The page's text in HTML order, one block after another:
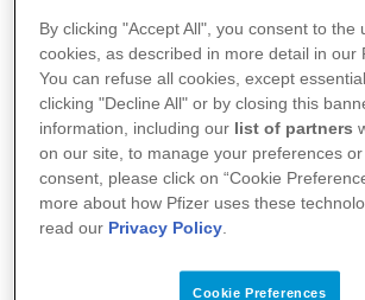
By clicking "Accept All", you consent to the
cookies, as described in more detail in our
You can refuse all cookies, except
clicking "Decline All" or by closing this
information, including our list of partners
on our site, to manage your preferences
consent, please click on “Cookie
more about how Pfizer uses these
read our Privacy Policy.
Cookie Preferences